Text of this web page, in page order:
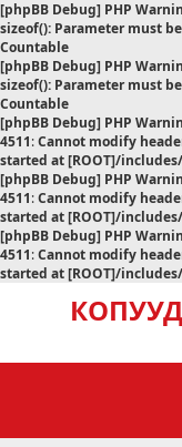
[phpBB Debug] PHP
sizeof(): Parameter must
Countable
[phpBB Debug] PHP
sizeof(): Parameter must
Countable
[phpBB Debug] PHP
4511:Cannot modify
started at [ROOT]/
[phpBB Debug] PHP
4511:Cannot modify
started at [ROOT]/
[phpBB Debug] PHP
4511:Cannot modify
started at [ROOT]/